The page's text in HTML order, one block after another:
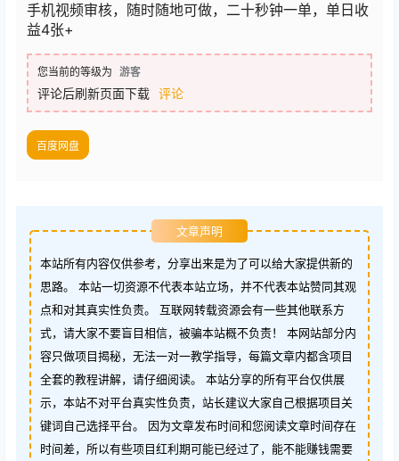
手机视频审核，随时随地可做，二十秒钟一单，单日收
益4张+
您当前的等级为 游客
评论后刷新页面下载 评论
百度网盘
文章声明
本站所有内容仅供参考，分享出来是为了可以给大家提供新的
思路。 本站一切资源不代表本站立场，并不代表本站赞同其观
点和对其真实性负责。 互联网转载资源会有一些其他联系方
式，请大家不要盲目相信，被骗本站概不负责！ 本网站部分内
容只做项目揭秘，无法一对一教学指导，每篇文章内都含项目
全套的教程讲解，请仔细阅读。 本站分享的所有平台仅供展
示，本站不对平台真实性负责，站长建议大家自己根据项目关
键词自己选择平台。 因为文章发布时间和您阅读文章时间存在
时间差，所以有些项目红利期可能已经过了，能不能赚钱需要